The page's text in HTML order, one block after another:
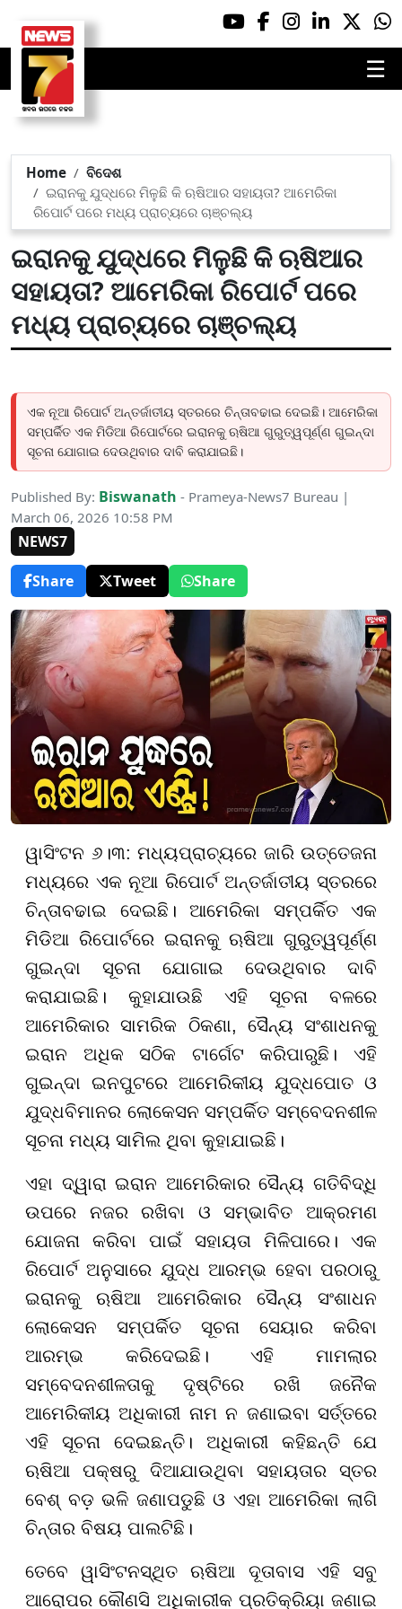
☰
Home
ବିଦେଶ
ଇରାନକୁ ଯୁଦ୍ଧରେ ମିଳୁଛି କି ଋଷିଆର ସହାୟତା? ଆମେରିକା
ରିପୋର୍ଟ ପରେ ମଧ୍ୟ ପ୍ରାଚ୍ୟରେ ଚାଞ୍ଚଲ୍ୟ
ଇରାନକୁ ଯୁଦ୍ଧରେ ମିଳୁଛି କି ଋଷିଆର
ସହାୟତା? ଆମେରିକା ରିପୋର୍ଟ ପରେ
ମଧ୍ୟ ପ୍ରାଚ୍ୟରେ ଚାଞ୍ଚଲ୍ୟ
ଏକ ନୂଆ ରିପୋର୍ଟ ଅନ୍ତର୍ଜାତୀୟ ସ୍ତରରେ ଚିନ୍ତାବଢାଇ ଦେଇଛି। ଆମେରିକା
ସମ୍ପର୍କିତ ଏକ ମିଡିଆ ରିପୋର୍ଟରେ ଇରାନକୁ ଋଷିଆ ଗୁରୁତ୍ୱପୂର୍ଣ୍ଣ ଗୁଇନ୍ଦା
ସୂଚନା ଯୋଗାଇ ଦେଉଥିବାର ଦାବି କରାଯାଇଛି।
Published By: Biswanath - Prameya-News7 Bureau |
March 06, 2026 10:58 PM
NEWS7
Share
Tweet Share
ୱାସିଂଟନ ୬।୩: ମଧ୍ୟପ୍ରାଚ୍ୟରେ ଜାରି ଉତ୍ତେଜନା
ମଧ୍ୟରେ ଏକ ନୂଆ ରିପୋର୍ଟ ଅନ୍ତର୍ଜାତୀୟ ସ୍ତରରେ
ଚିନ୍ତାବଢାଇ ଦେଇଛି। ଆମେରିକା ସମ୍ପର୍କିତ ଏକ
ମିଡିଆ ରିପୋର୍ଟରେ ଇରାନକୁ ଋଷିଆ ଗୁରୁତ୍ୱପୂର୍ଣ୍ଣ
ଗୁଇନ୍ଦା ସୂଚନା ଯୋଗାଇ ଦେଉଥିବାର ଦାବି
କରାଯାଇଛି। କୁହାଯାଉଛି ଏହି ସୂଚନା ବଳରେ
ଆମେରିକାର ସାମରିକ ଠିକଣା, ସୈନ୍ୟ ସଂଶାଧନକୁ
ଇରାନ ଅଧିକ ସଠିକ ଟାର୍ଗେଟ କରିପାରୁଛି। ଏହି
ଗୁଇନ୍ଦା ଇନପୁଟରେ ଆମେରିକୀୟ ଯୁଦ୍ଧପୋତ ଓ
ଯୁଦ୍ଧବିମାନର ଲୋକେସନ ସମ୍ପର୍କିତ ସମ୍ବେଦନଶୀଳ
ସୂଚନା ମଧ୍ୟ ସାମିଲ ଥିବା କୁହାଯାଇଛି।
ଏହା ଦ୍ୱାରା ଇରାନ ଆମେରିକାର ସୈନ୍ୟ ଗତିବିଦ୍ଧି
ଉପରେ ନଜର ରଖିବା ଓ ସମ୍ଭାବିତ ଆକ୍ରମଣ
ଯୋଜନା କରିବା ପାଇଁ ସହାୟତା ମିଳିପାରେ। ଏକ
ରିପୋର୍ଟ ଅନୁସାରେ ଯୁଦ୍ଧ ଆରମ୍ଭ ହେବା ପରଠାରୁ
ଇରାନକୁ ଋଷିଆ ଆମେରିକାର ସୈନ୍ୟ ସଂଶାଧନ
ଲୋକେସନ ସମ୍ପର୍କିତ ସୂଚନା ସେୟାର କରିବା
ଆରମ୍ଭ କରିଦେଇଛି। ଏହି ମାମଲାର
ସମ୍ବେଦନଶୀଳତାକୁ ଦୃଷ୍ଟିରେ ରଖି ଜନୈକ
ଆମେରିକୀୟ ଅଧିକାରୀ ନାମ ନ ଜଣାଇବା ସର୍ତ୍ତରେ
ଏହି ସୂଚନା ଦେଇଛନ୍ତି। ଅଧିକାରୀ କହିଛନ୍ତି ଯେ
ଋଷିଆ ପକ୍ଷରୁ ଦିଆଯାଉଥିବା ସହାୟତାର ସ୍ତର
ବେଶ୍ ବଡ଼ ଭଳି ଜଣାପଡୁଛି ଓ ଏହା ଆମେରିକା ଲାଗି
ଚିନ୍ତାର ବିଷୟ ପାଲଟିଛି।
ତେବେ ୱାସିଂଟନସ୍ଥିତ ଋଷିଆ ଦୂତାବାସ ଏହି ସବୁ
ଆରୋପର କୌଣସି ଅଧିକାରୀକ ପ୍ରତିକ୍ରିୟା ଜଣାଇ